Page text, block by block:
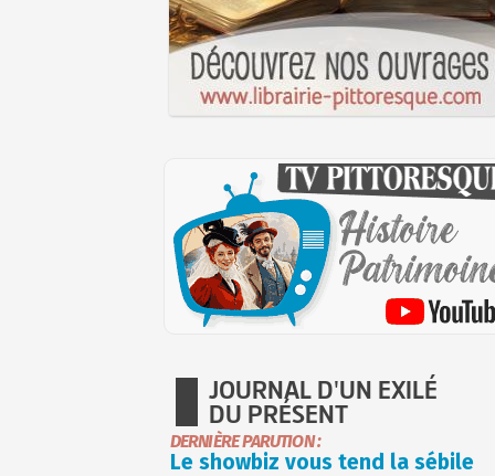
JOURNAL D'UN EXILÉ
DU PRÉSENT
DERNIÈRE PARUTION :
Le showbiz vous tend la sébile